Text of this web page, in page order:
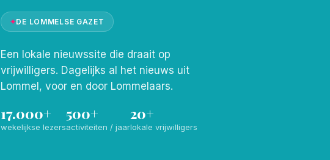
✦DE LOMMELSE GAZET
Een lokale nieuwssite die draait op
vrijwilligers. Dagelijks al het nieuws uit
Lommel, voor en door Lommelaars.
17.000+
wekelijkse lezers
500+
activiteiten / jaar
20+
lokale vrijwilligers